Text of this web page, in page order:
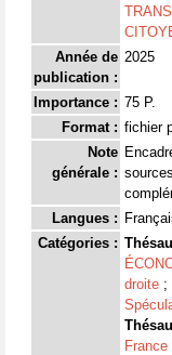
Année de
publication :
2025
Importance : 75 P.
Format : fichier
Note
générale :
Langues :
Catégories :
droite ;
France